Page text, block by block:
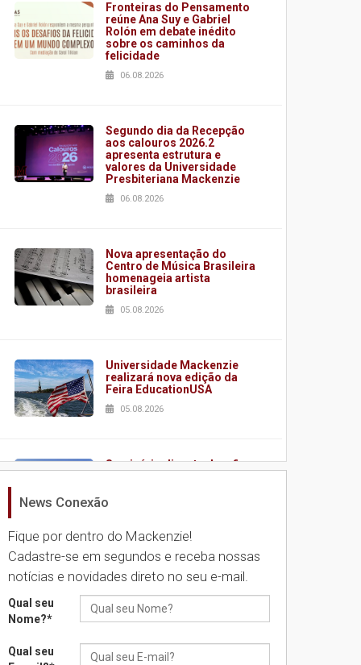
Fronteiras do Pensamento
reúne Ana Suy e Gabriel
Rolón em debate inédito
sobre os caminhos da
felicidade
06.08.2026
Segundo dia da Recepção
aos calouros 2026.2
apresenta estrutura e
valores da Universidade
Presbiteriana Mackenzie
06.08.2026
Nova apresentação do
Centro de Música Brasileira
homenageia artista
brasileira
05.08.2026
Universidade Mackenzie
realizará nova edição da
Feira EducationUSA
05.08.2026
Seminário discute desafios
residenciais
Mackenzie recepciona os
semestre de 2026
04.08.2026
News Conexão
Fique por dentro do Mackenzie!
Cadastre-se em segundos e receba nossas
notícias e novidades direto no seu e-mail.
Qual seu
Nome?*
Qual seu